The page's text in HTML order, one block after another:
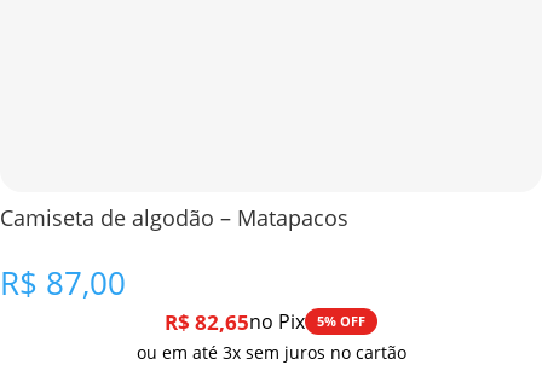
Camiseta de algodão – Matapacos
R$ 87,00
R$ 82,65no Pix 5% OFF
ou em até 3x sem juros no cartão